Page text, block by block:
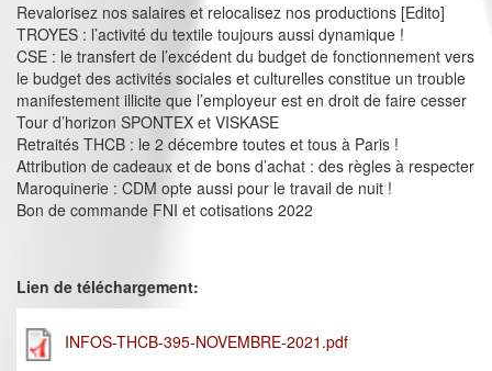
Revalorisez nos salaires et relocalisez nos productions [Edito]
TROYES : l’activité du textile toujours aussi dynamique !
CSE : le transfert de l’excédent du budget de fonctionnement vers
le budget des activités sociales et culturelles constitue un trouble
manifestement illicite que l’employeur est en droit de faire cesser
Tour d’horizon SPONTEX et VISKASE
Retraités THCB : le 2 décembre toutes et tous à Paris !
Attribution de cadeaux et de bons d’achat : des règles à respecter
Maroquinerie : CDM opte aussi pour le travail de nuit !
Bon de commande FNI et cotisations 2022
Lien de téléchargement:
INFOS-THCB-395-NOVEMBRE-2021.pdf